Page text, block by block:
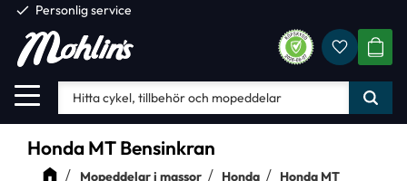
Meny
check Personlig service
Honda MT Bensinkran
Mopeddelar i massor Honda
Honda MT